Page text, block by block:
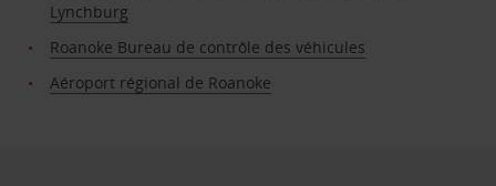
Lynchburg
Roanoke Bureau de contrôle des véhicules
Aéroport régional de Roanoke